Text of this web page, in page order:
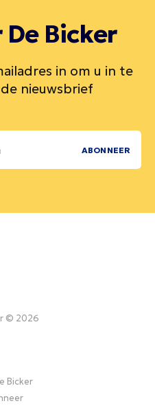
Bicker
in om u in te
nieuwsbrief
ABONNEER
© 2026
Bicker